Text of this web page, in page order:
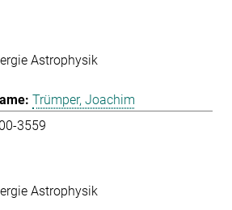
Astrophysik
Trümper, Joachim
3559
Astrophysik